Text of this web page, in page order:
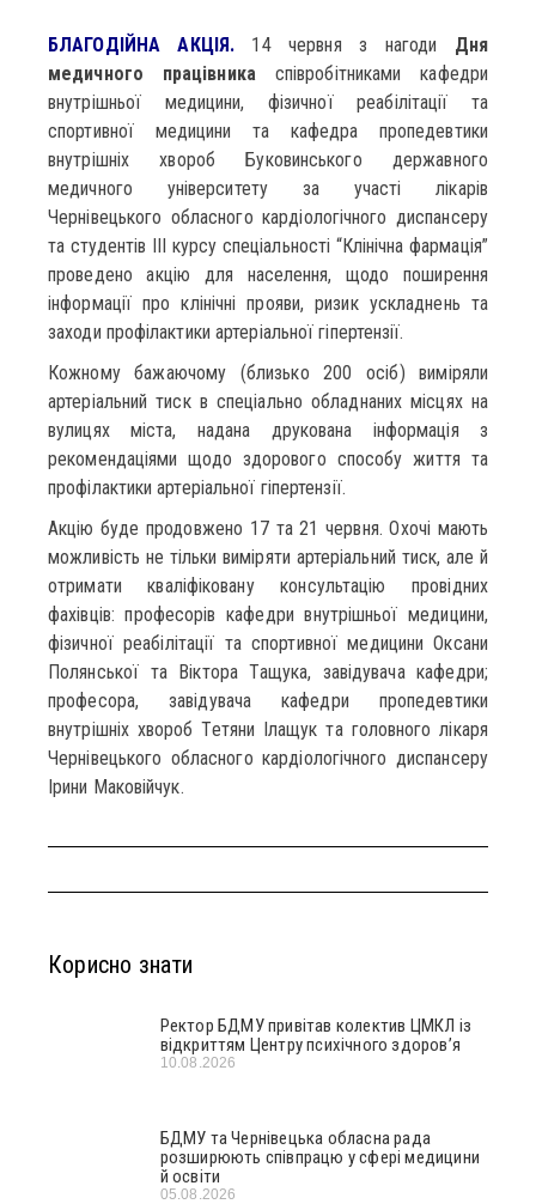
БЛАГОДІЙНА АКЦІЯ. 14 червня з нагоди Дня
медичного працівникаспівробітниками кафедри
внутрішньої медицини, фізичної реабілітації та
спортивної медицини та кафедра пропедевтики
внутрішніх хвороб Буковинського державного
медичного університету за участі лікарів
Чернівецького обласного кардіологічного диспансеру
та студентів ІІІ курсу спеціальності “Клінічна фармація”
проведено акцію для населення, щодо поширення
інформації про клінічні прояви, ризик ускладнень та
заходи профілактики артеріальної гіпертензії.
Кожному бажаючому (близько 200 осіб) виміряли
артеріальний тиск в спеціально обладнаних місцях на
вулицях міста, надана друкована інформація з
рекомендаціями щодо здорового способу життя та
профілактики артеріальної гіпертензії.
Акцію буде продовжено 17 та 21 червня. Охочі мають
можливість не тільки виміряти артеріальний тиск, але й
отримати кваліфіковану консультацію провідних
фахівців: професорів кафедри внутрішньої медицини,
фізичної реабілітації та спортивної медицини Оксани
Полянської та Віктора Тащука, завідувача кафедри;
професора, завідувача кафедри пропедевтики
внутрішніх хвороб Тетяни Ілащук та головного лікаря
Чернівецького обласного кардіологічного диспансеру
Ірини Маковійчук.
Корисно знати
Ректор БДМУ привітав колектив ЦМКЛ із
відкриттям Центру психічного здоров’я
10.08.2026
БДМУ та Чернівецька обласна рада
розширюють співпрацю у сфері медицини
й освіти
05.08.2026